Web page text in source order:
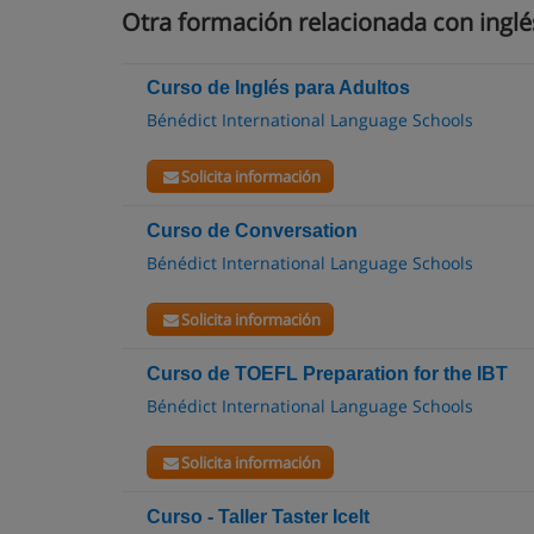
Otra formación relacionada con
Curso de Inglés para Adultos
Bénédict International Language Schools
Solicita información
Curso de Conversation
Bénédict International Language Schools
Solicita información
Curso de TOEFL Preparation for the IBT
Bénédict International Language Schools
Solicita información
Curso - Taller Taster Icelt